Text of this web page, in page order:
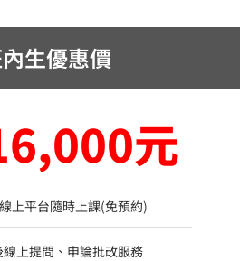
生優惠價
元
上平台隨時上課(免預約)
線上提問、申論批改服務